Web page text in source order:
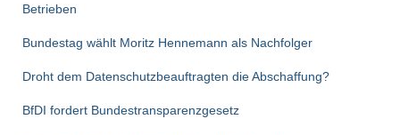
Betrieben
Bundestag wählt Moritz Hennemann als Nachfolger
Droht dem Datenschutzbeauftragten die Abschaffung?
BfDI fordert Bundestransparenzgesetz